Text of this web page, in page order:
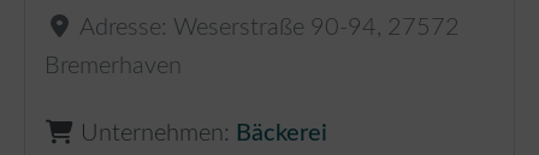
Adresse: Weserstraße 90-94, 27572
Bremerhaven
Unternehmen: Bäckerei